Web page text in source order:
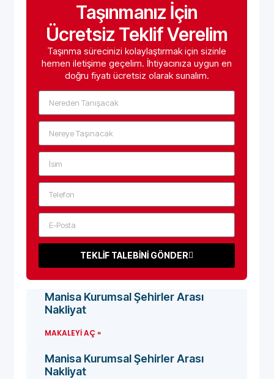
Taşınmanız İçin
Ücretsiz Teklif Verelim
Taşınma sürecinizi kolaylaştırmak için sizinle
hemen iletişime geçelim. İhtiyacınıza uygun en
doğru fiyatı ücretsiz olarak sunalım.
TEKLİF TALEBİNİ GÖNDER
Manisa Kurumsal Şehirler Arası
Nakliyat
MAKALEYI AÇ »
Manisa Kurumsal Şehirler Arası
Nakliyat